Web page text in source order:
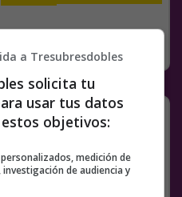
Meneame
Copy
a Tresubresdobles
solicita tu
usar tus datos
objetivos:
medición de
de audiencia y